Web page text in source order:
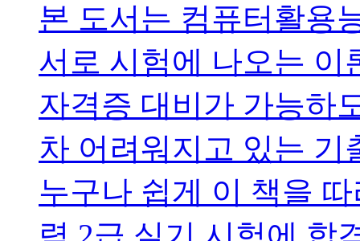
본 도서는 컴퓨터활용
서로 시험에 나오는 이
자격증 대비가 가능하
차 어려워지고 있는 기
누구나 쉽게 이 책을